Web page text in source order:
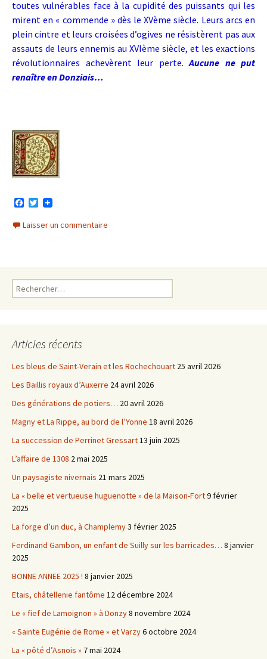
toutes vulnérables face à la cupidité des puissants qui les
mirent en « commende » dès le XVème siècle. Leurs arcs en
plein cintre et leurs croisées d’ogives ne résistèrent pas aux
assauts de leurs ennemis au XVIème siècle, et les exactions
révolutionnaires achevèrent leur perte.Aucune ne put
renaître en Donziais…
c
e
T
i
t
Laisser un commentaire
Rechercher :
Articles récents
Les bleus de Saint-Verain et les Rochechouart 25 avril 2026
Les Baillis royaux d’Auxerre 24 avril 2026
Des générations de potiers… 20 avril 2026
Magny et La Rippe, au bord de l’Yonne 18 avril 2026
La succession de Perrinet Gressart13 juin 2025
L’affaire de 1308 2 mai 2025
Un paysagiste nivernais 21 mars 2025
La « belle et vertueuse huguenotte » de la Maison-Fort9 février
2025
La forge d’un duc, à Champlemy3 février 2025
Ferdinand Gambon, un enfant de Suilly sur les barricades… 8 janvier
2025
BONNE ANNEE 2025 ! 8 janvier 2025
Etais, châtellenie fantôme 12 décembre 2024
Le « fief de Lamoignon » à Donzy8 novembre 2024
« Sainte Eugénie de Rome » et Varzy6 octobre 2024
La « pôté d’Asnois » 7 mai 2024